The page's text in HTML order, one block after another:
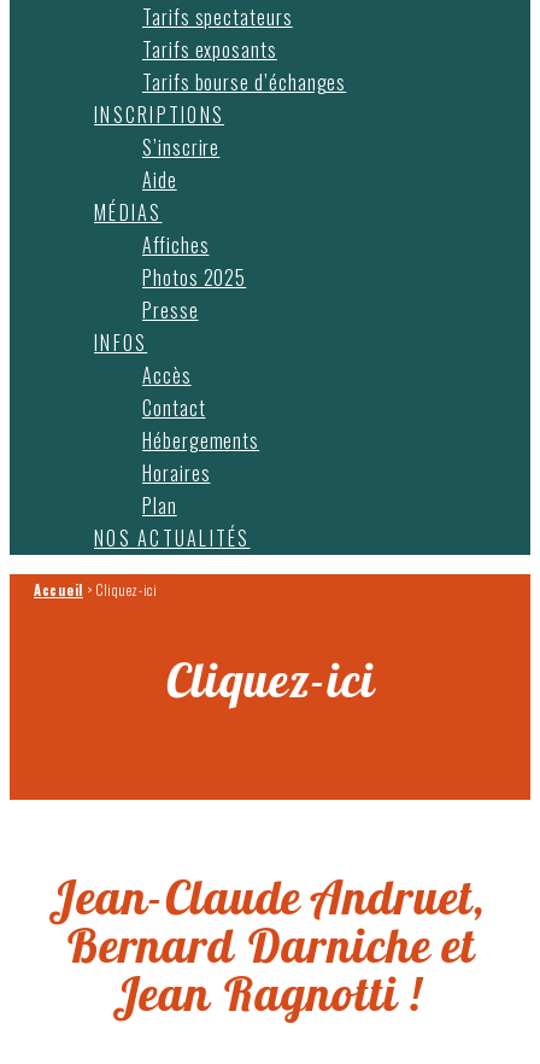
Tarifs spectateurs
Tarifs exposants
Tarifs bourse d’échanges
INSCRIPTIONS
S’inscrire
Aide
MÉDIAS
Affiches
Photos 2025
Presse
INFOS
Accès
Contact
Hébergements
Horaires
Plan
NOS ACTUALITÉS
Accueil >Cliquez-ici
Cliquez-ici
Jean-Claude Andruet,
Bernard Darniche et
Jean Ragnotti !